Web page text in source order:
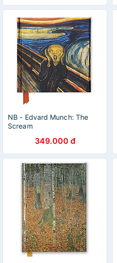
NB - Edvard Munch: The
Scream
349.000 đ